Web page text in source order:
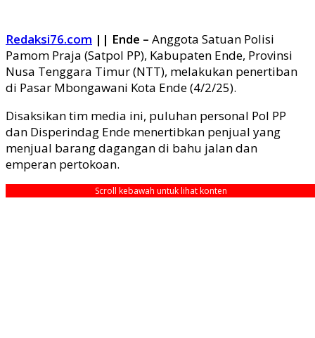
Redaksi76.com || Ende – Anggota Satuan Polisi
Pamom Praja (Satpol PP), Kabupaten Ende, Provinsi
Nusa Tenggara Timur (NTT), melakukan penertiban
di Pasar Mbongawani Kota Ende (4/2/25).
Disaksikan tim media ini, puluhan personal Pol PP
dan Disperindag Ende menertibkan penjual yang
menjual barang dagangan di bahu jalan dan
emperan pertokoan.
Scroll kebawah untuk lihat konten